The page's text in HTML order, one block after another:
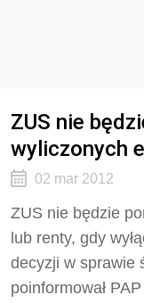
ZUS nie
wyliczonych
02 mar 2012
ZUS nie będzie
lub renty, gdy
decyzji w sprawie
poinformował